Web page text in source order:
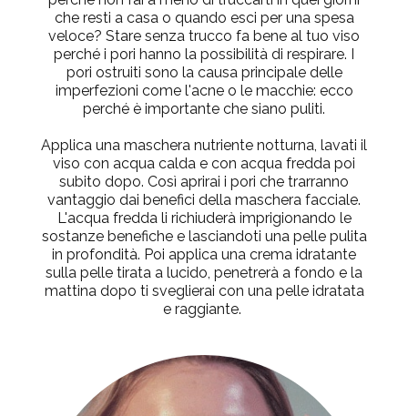
che resti a casa o quando esci per una spesa
veloce? Stare senza trucco fa bene al tuo viso
perché i pori hanno la possibilità di respirare. I
pori ostruiti sono la causa principale delle
imperfezioni come l'acne o le macchie: ecco
perché è importante che siano puliti.
Applica una maschera nutriente notturna, lavati il
viso con acqua calda e con acqua fredda poi
subito dopo. Così aprirai i pori che trarranno
vantaggio dai benefici della maschera facciale.
L'acqua fredda li richiuderà imprigionando le
sostanze benefiche e lasciandoti una pelle pulita
in profondità. Poi applica una crema idratante
sulla pelle tirata a lucido, penetrerà a fondo e la
mattina dopo ti sveglierai con una pelle idratata
e raggiante.